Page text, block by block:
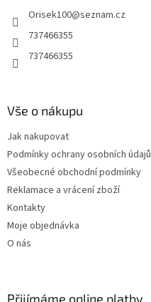
Orisek100@seznam.cz
737466355
737466355
Vše o nákupu
Jak nakupovat
Podmínky ochrany osobních údajů
Všeobecné obchodní podmínky
Reklamace a vrácení zboží
Kontakty
Moje objednávka
O nás
Přijímáme online platby